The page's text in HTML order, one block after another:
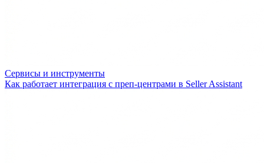
Сервисы и инструменты
Как работает интеграция с преп-центрами в Seller Assistant